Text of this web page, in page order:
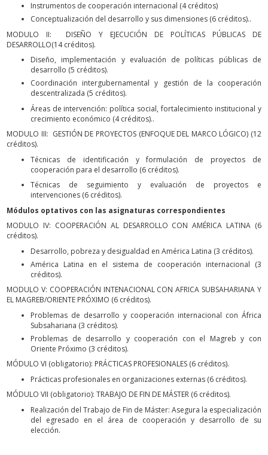
Instrumentos de cooperación internacional (4 créditos)
Conceptualización del desarrollo y sus dimensiones (6 créditos)..
MODULO II: DISEÑO Y EJECUCIÓN DE POLÍTICAS PÚBLICAS DE
DESARROLLO(14 créditos).
Diseño, implementación y evaluación de políticas públicas de
desarrollo (5 créditos).
Coordinación intergubernamental y gestión de la cooperación
descentralizada (5 créditos).
Áreas de intervención: política social, fortalecimiento institucional y
crecimiento económico (4 créditos)..
MODULO III: GESTIÓN DE PROYECTOS (ENFOQUE DEL MARCO LÓGICO) (12
créditos).
Técnicas de identificación y formulación de proyectos de
cooperación para el desarrollo (6 créditos).
Técnicas de seguimiento y evaluación de proyectos e
intervenciones (6 créditos).
Módulos optativos con las asignaturas correspondientes
MODULO IV: COOPERACIÓN AL DESARROLLO CON AMÉRICA LATINA (6
créditos).
Desarrollo, pobreza y desigualdad en América Latina (3 créditos).
América Latina en el sistema de cooperación internacional (3
créditos).
MODULO V: COOPERACIÓN INTENACIONAL CON AFRICA SUBSAHARIANA Y
EL MAGREB/ORIENTE PRÓXIMO (6 créditos).
Problemas de desarrollo y cooperación internacional con África
Subsahariana (3 créditos).
Problemas de desarrollo y cooperación con el Magreb y con
Oriente Próximo (3 créditos).
MÓDULO VI (obligatorio): PRÁCTICAS PROFESIONALES (6 créditos).
Prácticas profesionales en organizaciones externas (6 créditos).
MÓDULO VII (obligatorio): TRABAJO DE FIN DE MÁSTER (6 créditos).
Realización del Trabajo de Fin de Máster: Asegura la especialización
del egresado en el área de cooperación y desarrollo de su
elección.